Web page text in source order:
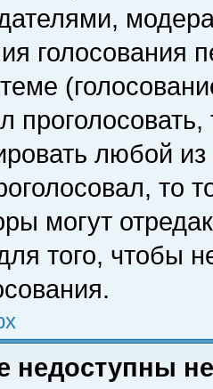
голосования
любой
то
могут
того, чтобы
недоступны